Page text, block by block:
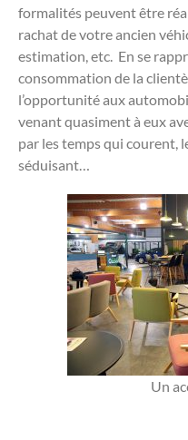
formalités peuvent être
rachat de votre ancien
estimation, etc. En se
consommation de la
l’opportunité aux
venant quasiment à eux
par les temps qui courent,
séduisant…
Un